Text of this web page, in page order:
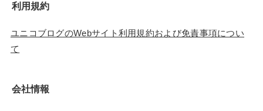
利用規約
ユニコブログのWebサイト利用規約および免責事項につい
て
会社情報